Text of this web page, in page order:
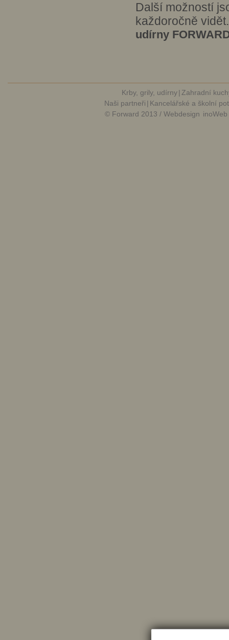
Další možností
každoročně
udírny
Krby, grily, udírny | Zahradní
Naši partneři | Kancelářské a školní
© Forward 2013 / Webdesign inoWeb